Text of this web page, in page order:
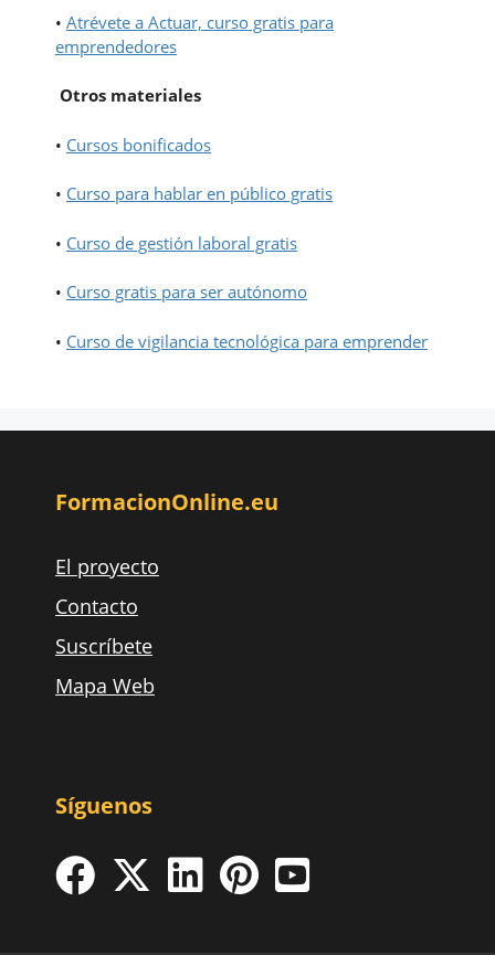
• Atrévete a Actuar, curso gratis para
emprendedores
Otros materiales
• Cursos bonificados
• Curso para hablar en público gratis
• Curso de gestión laboral gratis
• Curso gratis para ser autónomo
• Curso de vigilancia tecnológica para emprender
FormacionOnline.eu
El proyecto
Contacto
Suscríbete
Mapa Web
Síguenos